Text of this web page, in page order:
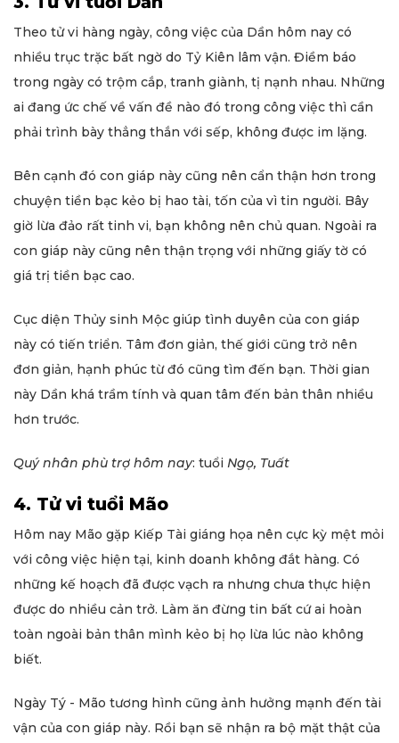
Theo tử vi hàng ngày, công việc của Dần hôm nay có
nhiều trục trặc bất ngờ do Tỷ Kiên lâm vận. Điềm báo
trong ngày có trộm cắp, tranh giành, tị nạnh nhau. Những
ai đang ức chế về vấn đề nào đó trong công việc thì cần
phải trình bày thẳng thắn với sếp, không được im lặng.
Bên cạnh đó con giáp này cũng nên cẩn thận hơn trong
chuyện tiền bạc kẻo bị hao tài, tốn của vì tin người. Bây
giờ lừa đảo rất tinh vi, bạn không nên chủ quan. Ngoài ra
con giáp này cũng nên thận trọng với những giấy tờ có
giá trị tiền bạc cao.
Cục diện Thủy sinh Mộc giúp tình duyên của con giáp
này có tiến triển. Tâm đơn giản, thế giới cũng trở nên
đơn giản, hạnh phúc từ đó cũng tìm đến bạn. Thời gian
này Dần khá trầm tính và quan tâm đến bản thân nhiều
hơn trước.
Quý nhân phù trợ hôm nay: tuổi Ngọ, Tuất
4. Tử vi tuổi Mão
Hôm nay Mão gặp Kiếp Tài giáng họa nên cực kỳ mệt mỏi
với công việc hiện tại, kinh doanh không đắt hàng. Có
những kế hoạch đã được vạch ra nhưng chưa thực hiện
được do nhiều cản trở. Làm ăn đừng tin bất cứ ai hoàn
toàn ngoài bản thân mình kẻo bị họ lừa lúc nào không
biết.
Ngày Tý - Mão tương hình cũng ảnh hưởng mạnh đến tài
vận của con giáp này. Rồi bạn sẽ nhận ra bộ mặt thật của